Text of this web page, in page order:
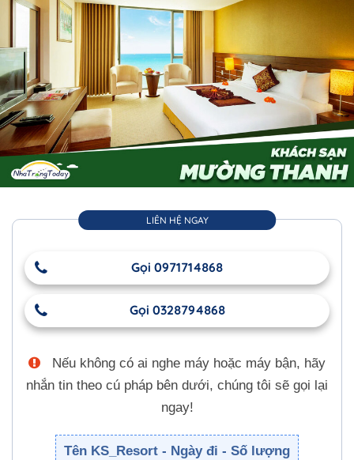
LIÊN HỆ NGAY
Gọi 0971714868
Gọi 0328794868
Nếu không có ai nghe máy hoặc máy bận, hãy
nhắn tin theo cú pháp bên dưới, chúng tôi sẽ gọi lại
ngay!
Tên KS_Resort - Ngày đi - Số lượng